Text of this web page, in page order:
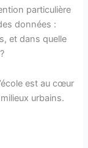
particulière
données :
et dans quelle
est au cœur
urbains.